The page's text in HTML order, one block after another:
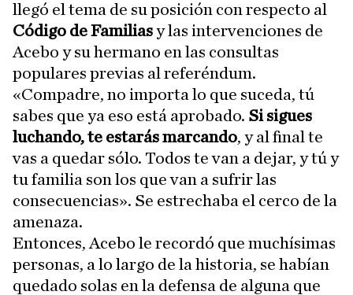
llegó el tema de su posición con respecto al
Código de Familiasy las intervenciones de
Acebo y su hermano en las consultas
populares previas al referéndum.
«Compadre, no importa lo que suceda, tú
sabes que ya eso está aprobado. Si sigues
luchando, te estarás marcando, y al final te
vas a quedar sólo. Todos te van a dejar, y tú y
tu familia son los que van a sufrir las
consecuencias». Se estrechaba el cerco de la
amenaza.
Entonces, Acebo le recordó que muchísimas
personas, a lo largo de la historia, se habían
quedado solas en la defensa de alguna que